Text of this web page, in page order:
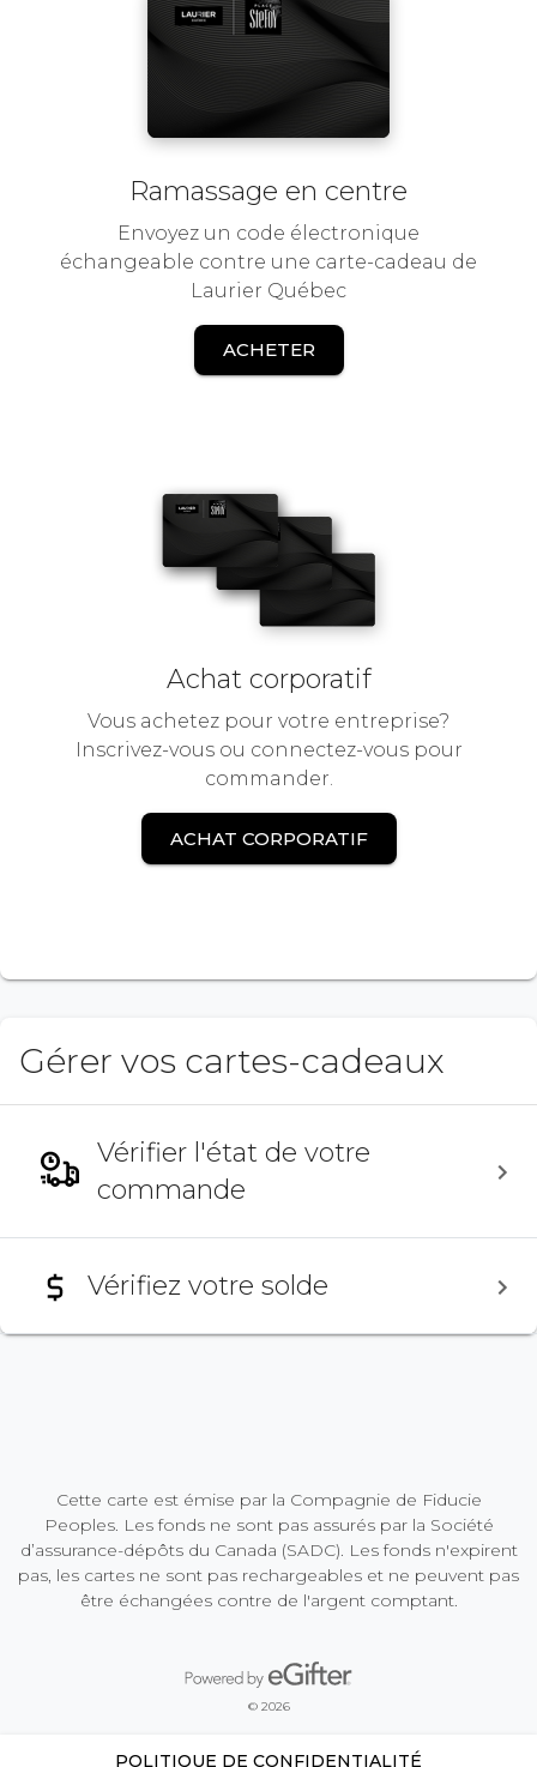
Ramassage en centre
Envoyez un code électronique
échangeable contre une carte-cadeau de
Laurier Québec
ACHETER
Achat corporatif
Vous achetez pour votre entreprise?
Inscrivez-vous ou connectez-vous pour
commander.
ACHAT CORPORATIF
Gérer vos cartes-cadeaux
Vérifier l'état de votre
commande
Vérifiez votre solde
Cette carte est émise par la Compagnie de Fiducie
Peoples. Les fonds ne sont pas assurés par la Société
d’assurance-dépôts du Canada (SADC). Les fonds n'expirent
pas, les cartes ne sont pas rechargeables et ne peuvent pas
être échangées contre de l'argent comptant.
Propulsé par eGifter
opens in new window
© 2026
POLITIQUE DE CONFIDENTIALITÉ